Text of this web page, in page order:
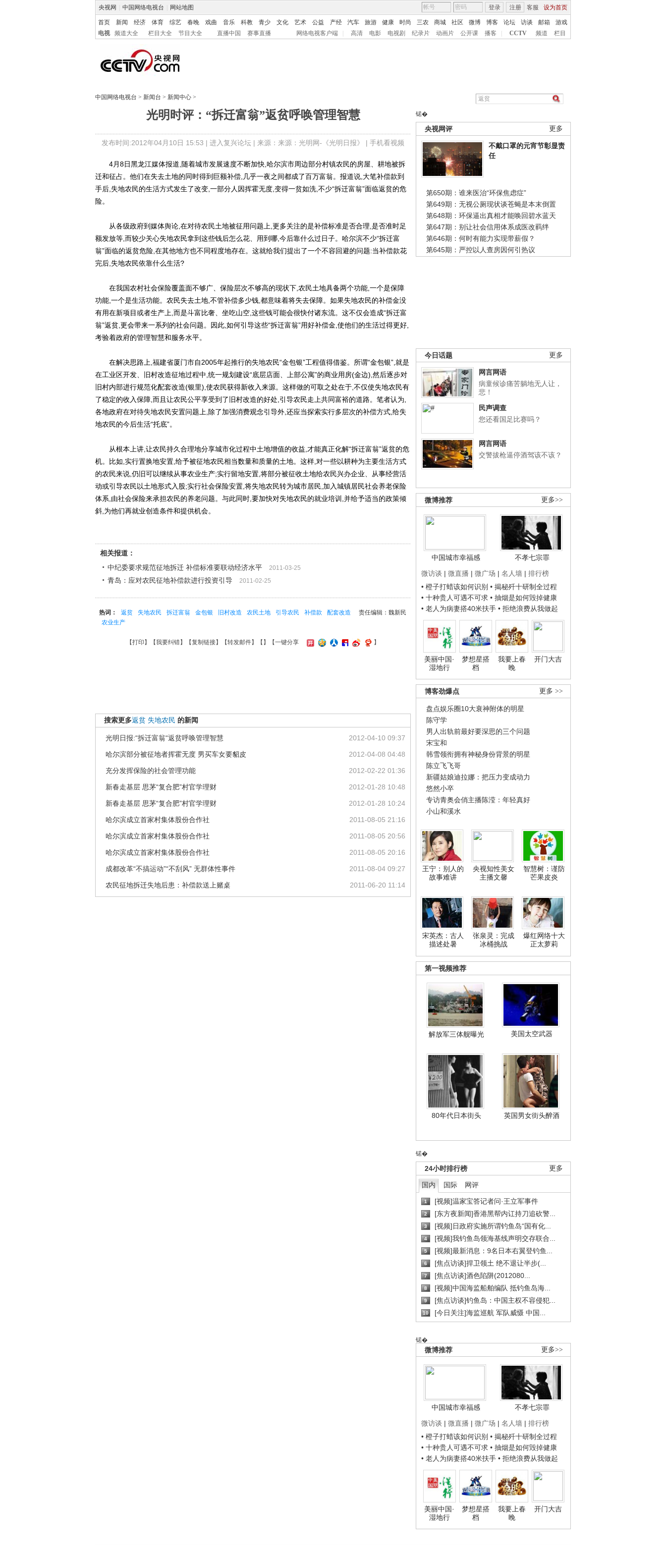
央视网 中国网络电视台 网站地图 客服 设为首页
登录 注册
首页 新闻 经济 体育 综艺 春晚 戏曲 音乐 科教 青少 文化 艺术 公益 产经 汽车 旅游 健康 时尚 三农 商城 社区 微博 博客 论坛 访谈 邮箱
游戏
电视
频道大全 栏目大全 节目大全 直播中国 赛事直播 网络电视客户端 高清 电影 电视剧 纪录片 动画片 公开课 播客 CCTV 频道 栏目
中国网络电视台 > 新闻台 > 新闻中心 >
光明时评：“拆迁富翁”返贫呼唤管理智慧
发布时间:2012年04月10日 15:53 | 进入复兴论坛 | 来源：来源：光明网-《光明日报》 | 手机看视频
锘�
更多
央视网评
不戴口罩的元宵节彰显责
任
第650期：谁来医治“环保焦虑症”
第649期：无视公厕现状谈苍蝇是本末倒置
第648期：环保逼出真相才能唤回碧水蓝天
第647期：别让社会信用体系成医改羁绊
第646期：何时有能力实现带薪假？
第645期：严控以人查房因何引热议
更多
今日话题
网言网语
病童候诊痛苦躺地无人让，
悲！
民声调查
您还看国足比赛吗？
网言网语
交警拔枪逼停酒驾该不该？
更多>>
微博推荐
中国城市幸福感
不孝七宗罪
微访谈 | 微直播 | 微广场 | 名人墙 | 排行榜
• 橙子打蜡该如何识别 • 揭秘歼十研制全过程
• 十种贵人可遇不可求 • 抽烟是如何毁掉健康
• 老人为病妻搭40米扶手 • 拒绝浪费从我做起
美丽中国·
湿地行
梦想星搭
档
我要上春
晚
开门大吉
更多 >>
博客劲爆点
盘点娱乐圈10大衰神附体的明星
陈守学
男人出轨前最好要深思的三个问题
宋宝和
韩雪领衔拥有神秘身份背景的明星
陈立飞飞哥
新疆姑娘迪拉娜：把压力变成动力
悠然小卒
专访青奥会俏主播陈滢：年轻真好
小山和溪水
王宁：别人的
故事难讲
央视知性美女
主播文馨
智慧树：谨防
芒果皮炎
宋英杰：古人
描述处暑
张泉灵：完成
冰桶挑战
爆红网络十大
正太萝莉
第一视频推荐
解放军三体舰曝光 美国太空武器
80年代日本街头 英国男女街头醉酒
锘�
更多
24小时排行榜
国内 国际 网评
1 [视频]温家宝答记者问·王立军事件
2 [东方夜新闻]香港黑帮内讧持刀追砍警...
3 [视频]日政府实施所谓钓鱼岛“国有化...
4 [视频]我钓鱼岛领海基线声明交存联合...
5 [视频]最新消息：9名日本右翼登钓鱼...
6 [焦点访谈]捍卫领土 绝不退让半步(...
7 [焦点访谈]酒色陷阱(2012080...
8 [视频]中国海监船舶编队 抵钓鱼岛海...
9 [焦点访谈]钓鱼岛：中国主权不容侵犯...
10 [今日关注]海监巡航 军队威慑 中国...
锘�
更多>>
微博推荐
中国城市幸福感
不孝七宗罪
微访谈 | 微直播 | 微广场 | 名人墙 | 排行榜
• 橙子打蜡该如何识别 • 揭秘歼十研制全过程
• 十种贵人可遇不可求 • 抽烟是如何毁掉健康
• 老人为病妻搭40米扶手 • 拒绝浪费从我做起
美丽中国·
湿地行
梦想星搭
档
我要上春
晚
开门大吉
4月8日黑龙江媒体报道,随着城市发展速度不断加快,哈尔滨市周边部分村镇农民的房屋、耕地被拆
迁和征占。他们在失去土地的同时得到巨额补偿,几乎一夜之间都成了百万富翁。报道说,大笔补偿款到
手后,失地农民的生活方式发生了改变,一部分人因挥霍无度,变得一贫如洗,不少“拆迁富翁”面临返贫的危
险。
从各级政府到媒体舆论,在对待农民土地被征用问题上,更多关注的是补偿标准是否合理,是否准时足
额发放等,而较少关心失地农民拿到这些钱后怎么花、用到哪,今后靠什么过日子。哈尔滨不少“拆迁富
翁”面临的返贫危险,在其他地方也不同程度地存在。这就给我们提出了一个不容回避的问题:当补偿款花
完后,失地农民依靠什么生活?
在我国农村社会保险覆盖面不够广、保险层次不够高的现状下,农民土地具备两个功能,一个是保障
功能,一个是生活功能。农民失去土地,不管补偿多少钱,都意味着将失去保障。如果失地农民的补偿金没
有用在新项目或者生产上,而是斗富比奢、坐吃山空,这些钱可能会很快付诸东流。这不仅会造成“拆迁富
翁”返贫,更会带来一系列的社会问题。因此,如何引导这些“拆迁富翁”用好补偿金,使他们的生活过得更好,
考验着政府的管理智慧和服务水平。
在解决思路上,福建省厦门市自2005年起推行的失地农民“金包银”工程值得借鉴。所谓“金包银”,就是
在工业区开发、旧村改造征地过程中,统一规划建设“底层店面、上部公寓”的商业用房(金边),然后逐步对
旧村内部进行规范化配套改造(银里),使农民获得新收入来源。这样做的可取之处在于,不仅使失地农民有
了稳定的收入保障,而且让农民公平享受到了旧村改造的好处,引导农民走上共同富裕的道路。笔者认为,
各地政府在对待失地农民安置问题上,除了加强消费观念引导外,还应当探索实行多层次的补偿方式,给失
地农民的今后生活“托底”。
从根本上讲,让农民持久合理地分享城市化过程中土地增值的收益,才能真正化解“拆迁富翁”返贫的危
机。比如,实行置换地安置,给予被征地农民相当数量和质量的土地。这样,对一些以耕种为主要生活方式
的农民来说,仍旧可以继续从事农业生产;实行留地安置,将部分被征收土地给农民兴办企业、从事经营活
动或引导农民以土地形式入股;实行社会保险安置,将失地农民转为城市居民,加入城镇居民社会养老保险
体系,由社会保险来承担农民的养老问题。与此同时,要加快对失地农民的就业培训,并给予适当的政策倾
斜,为他们再就业创造条件和提供机会。
相关报道：
中纪委要求规范征地拆迁 补偿标准要联动经济水平
2011-03-25
青岛：应对农民征地补偿款进行投资引导 2011-02-25
责任编辑：魏新民
热词： 返贫 失地农民 拆迁富翁 金包银 旧村改造 农民土地 引导农民 补偿款
配套改造
农业生产
【打印 】【我要纠错】【复制链接】【转发邮件】【 】 【一键分享 】
搜索更多返贫 失地农民 的新闻
2012-04-10 09:37
光明日报:“拆迁富翁“返贫呼唤管理智慧
2012-04-08 04:48
哈尔滨部分被征地者挥霍无度 男买车女要貂皮
2012-02-22 01:36
充分发挥保险的社会管理功能
2012-01-28 10:48
新春走基层 思茅“复合肥”村官学理财
2012-01-28 10:24
新春走基层 思茅“复合肥”村官学理财
2011-08-05 21:16
哈尔滨成立首家村集体股份合作社
2011-08-05 20:56
哈尔滨成立首家村集体股份合作社
2011-08-05 20:16
哈尔滨成立首家村集体股份合作社
2011-08-04 09:27
成都改革“不搞运动”“不刮风” 无群体性事件
2011-06-20 11:14
农民征地拆迁失地后患：补偿款送上赌桌